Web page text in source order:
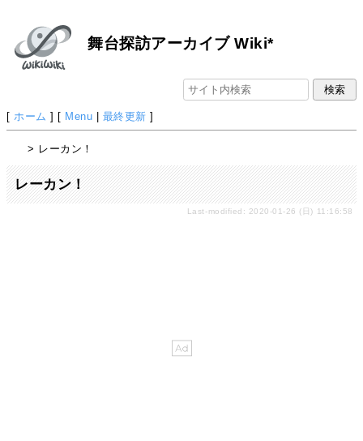
舞台探訪アーカイブ Wiki*
[ ホーム ] [ Menu | 最終更新 ]
> レーカン！
レーカン！
Last-modified: 2020-01-26 (日) 11:16:58